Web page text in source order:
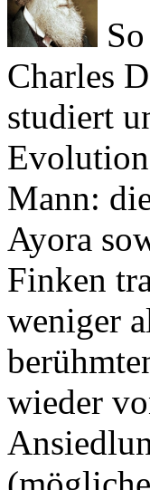
Charles
studiert
Mann:
Ayora
Finken
weniger
wieder
Seit